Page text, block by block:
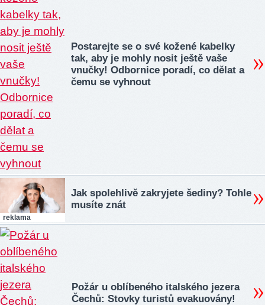
Postarejte se o své kožené kabelky
tak, aby je mohly nosit ještě vaše
vnučky! Odbornice poradí, co dělat a
čemu se vyhnout
reklama
Jak spolehlivě zakryjete šediny? Tohle
musíte znát
Požár u oblíbeného italského jezera
Čechů: Stovky turistů evakuovány!